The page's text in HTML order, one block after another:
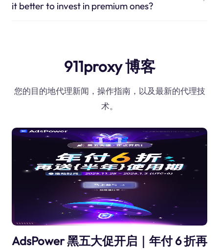
it better to invest in premium ones?
911proxy 博客
您的目的地代理新闻，操作指南，以及最新的代理技
术。
AdsPower 黑五大促开启｜年付 6 折再